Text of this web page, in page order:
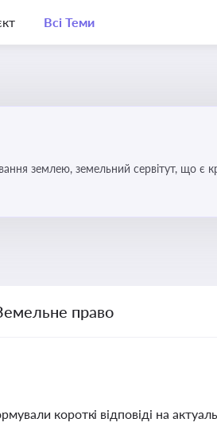
Всі Теми
землею, земельний сервітут, що
управління земельними ресурсами
право
короткі відповіді на